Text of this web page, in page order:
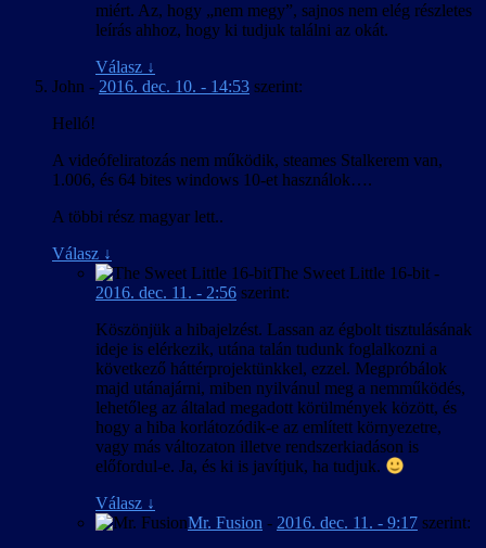
miért. Az, hogy „nem megy”, sajnos nem elég részletes
leírás ahhoz, hogy ki tudjuk találni az okát.
Válasz ↓
John - 2016. dec. 10. - 14:53 szerint:
Helló!
A videófeliratozás nem működik, steames Stalkerem van,
1.006, és 64 bites windows 10-et használok….
A többi rész magyar lett..
Válasz ↓
The Sweet Little 16-bit -
2016. dec. 11. - 2:56 szerint:
Köszönjük a hibajelzést. Lassan az égbolt tisztulásának
ideje is elérkezik, utána talán tudunk foglalkozni a
következő háttérprojektünkkel, ezzel. Megpróbálok
majd utánajárni, miben nyilvánul meg a nemműködés,
lehetőleg az általad megadott körülmények között, és
hogy a hiba korlátozódik-e az említett környezetre,
vagy más változaton illetve rendszerkiadáson is
előfordul-e. Ja, és ki is javítjuk, ha tudjuk.
Válasz ↓
Mr. Fusion - 2016. dec. 11. - 9:17 szerint: